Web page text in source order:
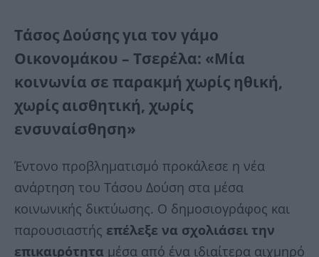
Τάσος Δούσης για τον γάμο
Οικονομάκου – Τσερέλα: «Μία
κοινωνία σε παρακμή χωρίς ηθική,
χωρίς αισθητική, χωρίς
ενσυναίσθηση»
Έντονο προβληματισμό προκάλεσε η νέα
ανάρτηση του Τάσου Δούση στα μέσα
κοινωνικής δικτύωσης. Ο δημοσιογράφος και
παρουσιαστής επέλεξε να σχολιάσει την
επικαιρότητα μέσα από ένα ιδιαίτερα αιχμηρό